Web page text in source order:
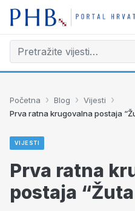
Početna › Blog › Vijesti ›
Prva ratna krugovalna postaja
VIJESTI
Prva ratna
postaja